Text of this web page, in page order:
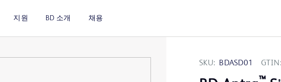
지원 BD 소개 채용
SKU: BDASD01 GTIN: